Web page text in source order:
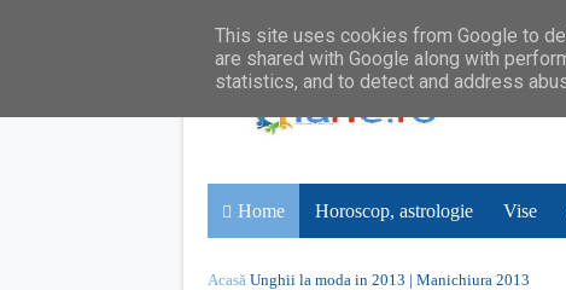
Home Horoscop, astrologie Vise
Acasă Unghii la moda in 2013 | Manichiura 2013
This site uses cookies from Google to
are shared with Google along with
statistics, and to detect and address